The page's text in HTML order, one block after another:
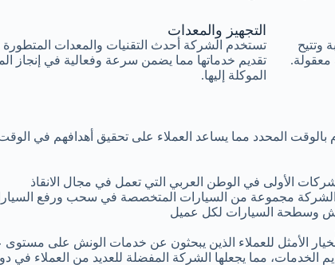
التجهيز والمعدات
تستخدم الشركة أحدث التقنيات والمعدات
تقديم خدماتها مما يضمن سرعة وفعالية في إنجاز
الموكلة إليها.
وتتيح
معقولة.
بالوقت المحدد مما يساعد العملاء على تحقيق أهدافهم في
الأولى في الوطن العربي التي تعمل في مجال الانقاذ
مجموعة من السيارات المتخصصة في سحب ورفع
وسطحة السيارات لكل عميل
الأمثل للعملاء الذين يبحثون عن خدمات الونش على مستوى
الخدمات، مما يجعلها الشركة المفضلة للعديد من العملاء في